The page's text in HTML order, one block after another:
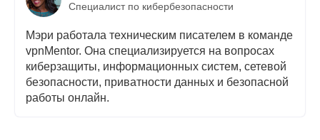
Специалист по кибербезопасности
Мэри работала техническим писателем в команде
vpnMentor. Она специализируется на вопросах
киберзащиты, информационных систем, сетевой
безопасности, приватности данных и безопасной
работы онлайн.